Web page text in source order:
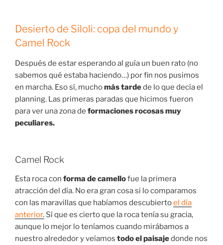
Desierto de Siloli: copa del mundo y
Camel Rock
Después de estar esperando al guía un buen rato (no
sabemos qué estaba haciendo…) por fin nos pusimos
en marcha. Eso sí, muchomás tardede lo que decía el
planning. Las primeras paradas que hicimos fueron
para ver una zona de formaciones rocosas muy
peculiares.
Camel Rock
Esta roca con forma de camellofue la primera
atracción del día. No era gran cosa si lo comparamos
con las maravillas que habíamos descubiertoel día
anterior. Sí que es cierto que la roca tenía su gracia,
aunque lo mejor lo teníamos cuando mirábamos a
nuestro alrededor y veíamos todo el paisajedonde nos